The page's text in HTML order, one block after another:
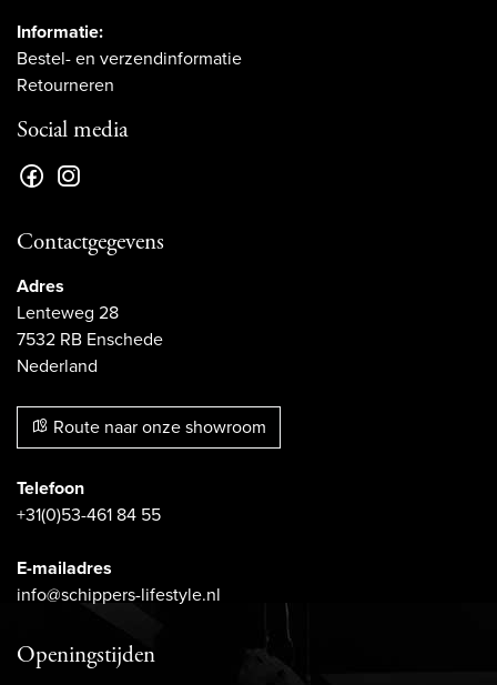
Informatie:
Bestel- en verzendinformatie
Retourneren
Social media
Contactgegevens
Adres
Lenteweg 28
7532 RB Enschede
Nederland
Route naar onze showroom
Telefoon
+31(0)53-461 84 55
E-mailadres
info@schippers-lifestyle.nl
Openingstijden